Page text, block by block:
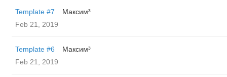
Template #7
Максим³
Feb 21, 2019
Template #6
Максим³
Feb 21, 2019